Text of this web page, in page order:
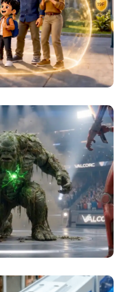
菌結合疫苗
吉祥物設計
Fight Club
影級對決
, 廣告與產品介紹 ,短